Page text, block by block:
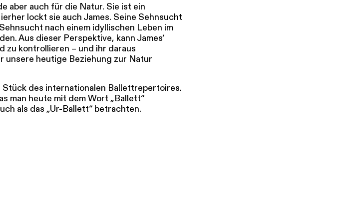
aber auch für die Natur. Sie ist ein
lockt sie auch James. Seine Sehnsucht
nach einem idyllischen Leben im
Aus dieser Perspektive, kann James‘
zu kontrollieren – und ihr daraus
unsere heutige Beziehung zur Natur
des internationalen Ballettrepertoires.
man heute mit dem Wort „Ballett“
als das „Ur-Ballett“ betrachten.